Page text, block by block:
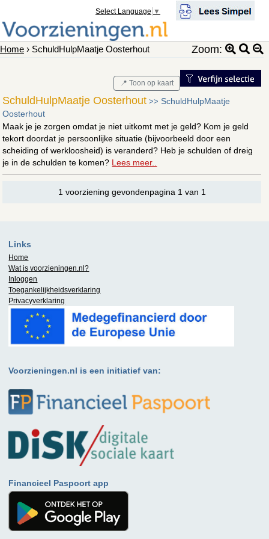
Select Language ▼
Home › SchuldHulpMaatje Oosterhout Zoom:
📍 Toon op kaart
SchuldHulpMaatje Oosterhout >> SchuldHulpMaatje
Oosterhout
Maak je je zorgen omdat je niet uitkomt met je geld? Kom je geld
tekort doordat je persoonlijke situatie (bijvoorbeeld door een
scheiding of werkloosheid) is veranderd? Heb je schulden of dreig
je in de schulden te komen? Lees meer..
1 voorziening gevondenpagina 1 van 1
Links
Home
Wat is voorzieningen.nl?
Inloggen
Toegankelijkheidsverklaring
Privacyverklaring
Voorzieningen.nl is een initiatief van:
Financieel Paspoort app